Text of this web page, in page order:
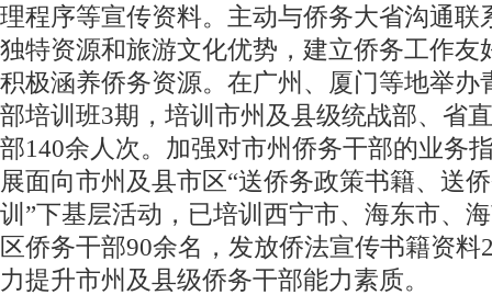
理程序等宣传资料。主动与侨务大省沟通联
独特资源和旅游文化优势，建立侨务工作友
积极涵养侨务资源。在广州、厦门等地举办
部培训班3期，培训市州及县级统战部、省
部140余人次。加强对市州侨务干部的业务
展面向市州及县市区“送侨务政策书籍、送
训”下基层活动，已培训西宁市、海东市、
区侨务干部90余名，发放侨法宣传书籍资料
力提升市州及县级侨务干部能力素质。